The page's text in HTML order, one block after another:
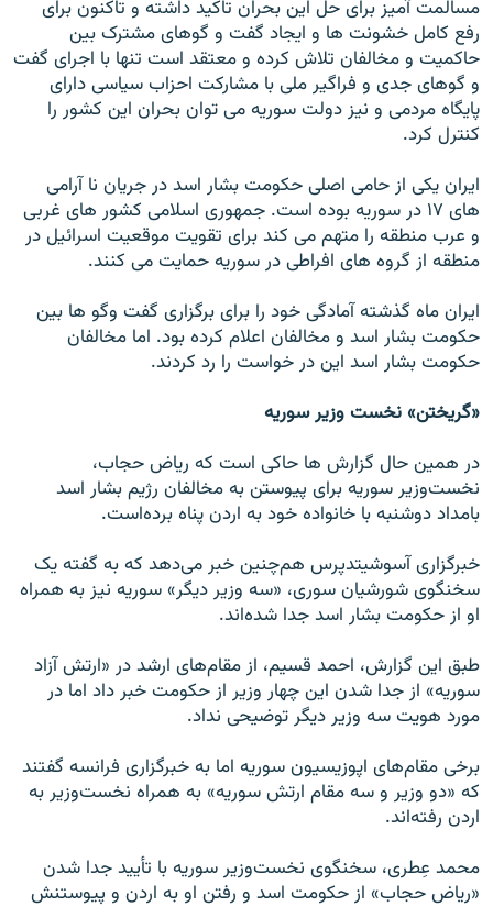
مسالمت آميز برای حل اين بحران تاکيد داشته و تاکنون برای
رفع کامل خشونت ها و ايجاد گفت و گوهای مشترک بين
حاکميت و مخالفان تلاش کرده و معتقد است تنها با اجرای گفت
و گوهای جدی و فراگير ملی با مشارکت احزاب سياسی دارای
پايگاه مردمی و نيز دولت سوريه می توان بحران اين کشور را
کنترل کرد.
ايران يکی از حامی اصلی حکومت بشار اسد در جريان نا آرامی
های ۱۷ در سوريه بوده است. جمهوری اسلامی کشور های غربی
و عرب منطقه را متهم می کند برای تقويت موقعيت اسرائيل در
منطقه از گروه های افراطی در سوريه حمايت می کنند.
ايران ماه گذشته آمادگی خود را برای برگزاری گفت وگو ها بين
حکومت بشار اسد و مخالفان اعلام کرده بود. اما مخالفان
حکومت بشار اسد اين در خواست را رد کردند.
«گریختن» نخست وزیر سوریه
در همین حال گزارش ها حاکی است که ریاض حجاب،
نخست‌وزیر سوریه برای پیوستن به مخالفان رژیم بشار اسد
بامداد دوشنبه با خانواده خود به اردن پناه برده‌است.
خبرگزاری آسوشیتدپرس هم‌چنین خبر می‌دهد که به گفته یک
سخنگوی شورشیان سوری، «سه وزیر دیگر» سوریه نیز به همراه
او از حکومت بشار اسد جدا شده‌اند.
طبق این گزارش، احمد قسیم، از مقام‌های ارشد در «ارتش آزاد
سوریه» از جدا شدن این چهار وزیر از حکومت خبر داد اما در
مورد هویت سه وزیر دیگر توضیحی نداد.
برخی مقام‌های اپوزیسیون سوریه اما به خبرگزاری فرانسه گفتند
که «دو وزیر و سه مقام ارتش سوریه» به همراه نخست‌وزیر به
اردن رفته‌اند.
محمد عِطری، سخنگوی نخست‌وزیر سوریه با تأیید جدا شدن
«ریاض حجاب» از حکومت اسد و رفتن او به اردن و پیوستنش